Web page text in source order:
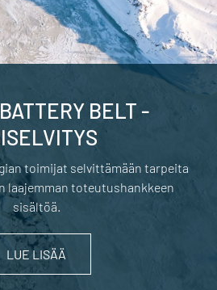
BELT -
toimijat selvittämään tarpeita
laajemman toteutushankkeen
sisältöä.
LUE LISÄÄ